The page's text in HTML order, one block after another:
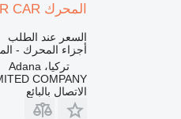
المحرك USED CUMMINS 4T-390 4-390 4BT-3.9L PARTS CAMSHAFT GEAR COVER CAR لـ لودر حفار Cummins
السعر عند الطلب
أجزاء المحرك -
تركيا، Adana
COMPANY
الاتصال بالبائع